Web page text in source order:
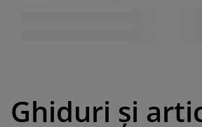
Ghiduri și